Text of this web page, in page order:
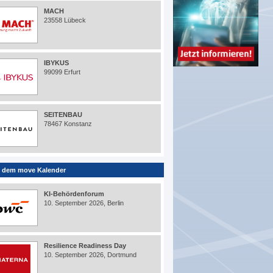
MACH
23558 Lübeck
IBYKUS
99099 Erfurt
SEITENBAU
78467 Konstanz
dem move Kalender
KI-Behördenforum
10. September 2026, Berlin
Resilience Readiness Day
10. September 2026, Dortmund